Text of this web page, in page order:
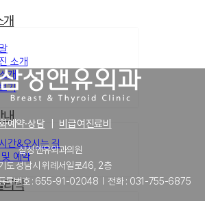
개
소개
개
기
내
간&오시는 길
예약
리닉
예약·상담 비급여진료비
삼성앤유외과의원
도 성남시 위례서일로46, 2층
등록번호 : 655-91-02048 l 전화 : 031-755-6875